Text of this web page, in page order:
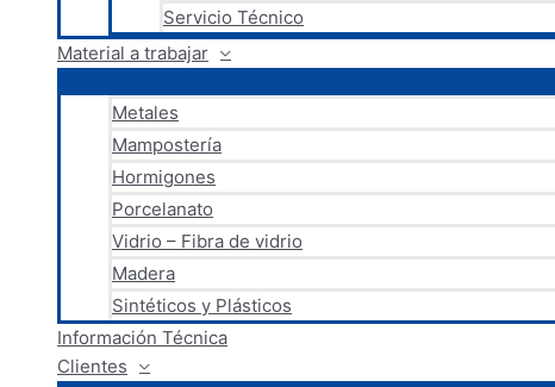
Servicio Técnico
Material a trabajar
Metales
Mampostería
Hormigones
Porcelanato
Vidrio – Fibra de vidrio
Madera
Sintéticos y Plásticos
Información Técnica
Clientes